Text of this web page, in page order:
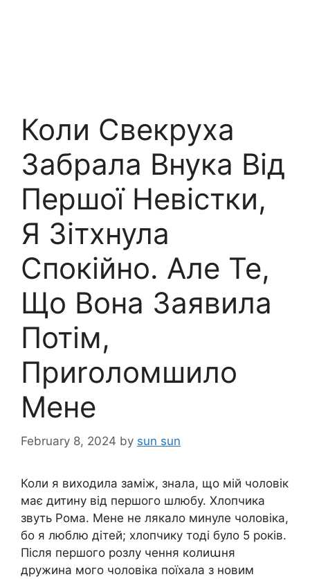
Коли Свекруха
Забрала Внука Від
Першої Невістки,
Я Зітхнула
Спокійно. Але Те,
Що Вона Заявила
Потім,
Приrоломшило
Мене
February 8, 2024 by sun sun
Коли я виходила заміж, знала, що мій чоловік
має дитину від першого шлюбу. Хлопчика
звуть Рома. Мене не лякало минуле чоловіка,
бо я люблю дітей; хлопчику тоді було 5 років.
Після першого розлу чення колиաня
дружина мого чоловіка поїхала з новим